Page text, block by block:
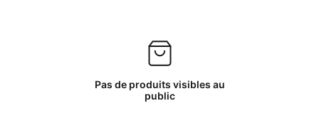
Pas de produits visibles au
public